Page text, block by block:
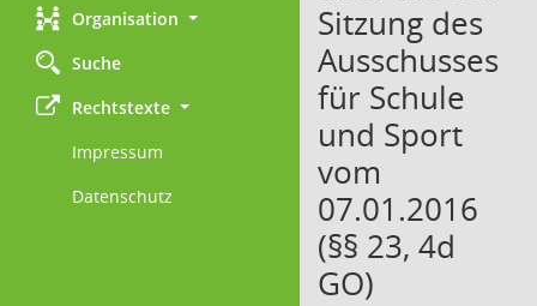
Organisation
Suche
Rechtstexte
Impressum
Datenschutz
Sitzung des
Ausschusses
für Schule
und Sport
vom
07.01.2016
(§§ 23, 4d
GO)